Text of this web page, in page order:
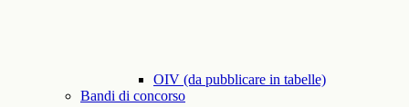
OIV (da pubblicare in tabelle)
Bandi di concorso